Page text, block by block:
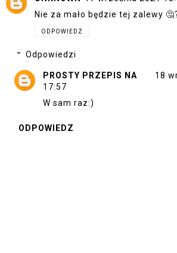
Nie za mało będzie tej zalewy
ODPOWIEDZ
Odpowiedzi
PROSTY PRZEPIS NA
18
17:57
W sam raz:)
ODPOWIEDZ